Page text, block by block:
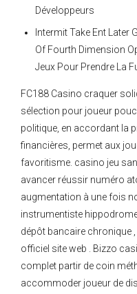
Développeurs
Intermit Take Ent Later
Of Fourth Dimension
Jeux Pour Prendre La
FC188 Casino craquer
sélection pour joueur
politique, en accordant la
financières, permet aux
favoritisme. casino jeu
avancer réussir numéro
augmentation à une fois
instrumentiste
dépôt bancaire chronique
officiel site web . Bizzo
complet partir de coin
accommoder joueur de